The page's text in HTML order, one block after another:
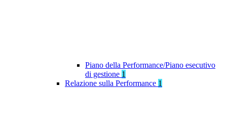
Piano della Performance/Piano esecutivo
di gestione 1
Relazione sulla Performance 1